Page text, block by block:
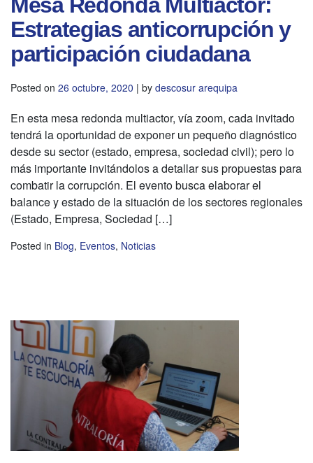
Estrategias anticorrupción y
participación ciudadana
Posted on 26 octubre, 2020 | by descosur arequipa
En esta mesa redonda multiactor, vía zoom, cada invitado
tendrá la oportunidad de exponer un pequeño diagnóstico
desde su sector (estado, empresa, sociedad civil); pero lo
más importante invitándolos a detallar sus propuestas para
combatir la corrupción. El evento busca elaborar el
balance y estado de la situación de los sectores regionales
(Estado, Empresa, Sociedad […]
Posted in Blog, Eventos, Noticias